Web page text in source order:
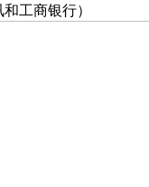
工商银行）